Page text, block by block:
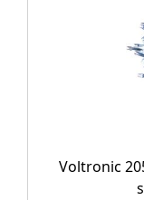
Voltronic